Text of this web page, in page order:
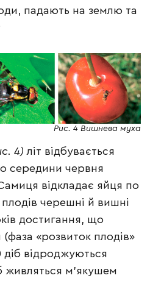
падають на землю та
Рис. 4 Вишнева муха
4) літ відбувається
середини червня
відкладає яйця по
черешні й вишні
достигання, що
«розвиток плодів»
діб відроджуються
живляться м’якушем